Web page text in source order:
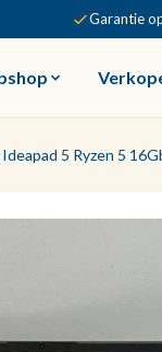
Garantie
5 Ryzen 5